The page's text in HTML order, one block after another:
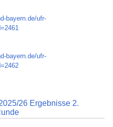
bayern.de/ufr-
bayern.de/ufr-
26 Ergebnisse 2.